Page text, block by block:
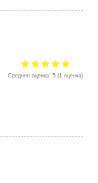
Средняя оценка:5 (1 оценка)